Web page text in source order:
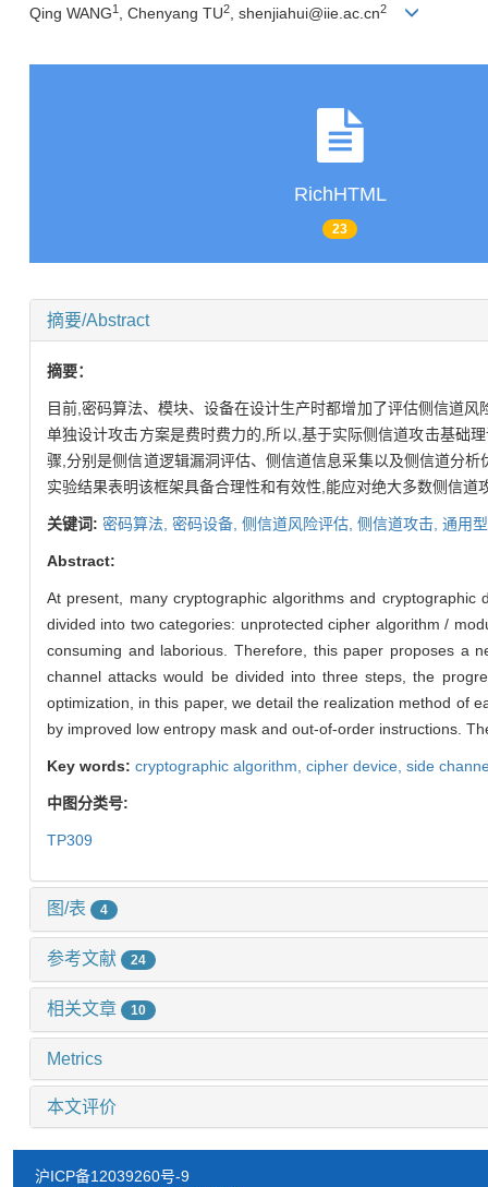
Qing WANG1 , Chenyang TU2 , shenjiahui@iie.ac.cn2
RichHTML
23
摘要/Abstract
摘要：
目前,密码算法、模块、设备在设计生产时都增加了评估侧信道
单独设计攻击方案是费时费力的,所以,基于实际侧信道攻击基础
骤,分别是侧信道逻辑漏洞评估、侧信道信息采集以及侧信道分
实验结果表明该框架具备合理性和有效性,能应对绝大多数侧信道
关键词: 密码算法, 密码设备, 侧信道风险评估, 侧信道攻击, 通用
Abstract:
At present, many cryptographic algorithms and
divided into two categories: unprotected cipher algorithm /
consuming and laborious. Therefore, this paper proposes a
channel attacks would be divided into three steps, the
optimization, in this paper, we detail the realization method of
by improved low entropy mask and out-of-order instructions.
Key words: cryptographic algorithm, cipher device, side
中图分类号:
TP309
图/表 4
参考文献 24
相关文章 10
Metrics
本文评价
沪ICP备12039260号-9